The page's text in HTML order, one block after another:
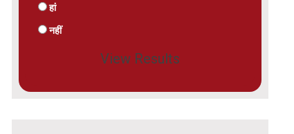
हां
नहीं
View Results